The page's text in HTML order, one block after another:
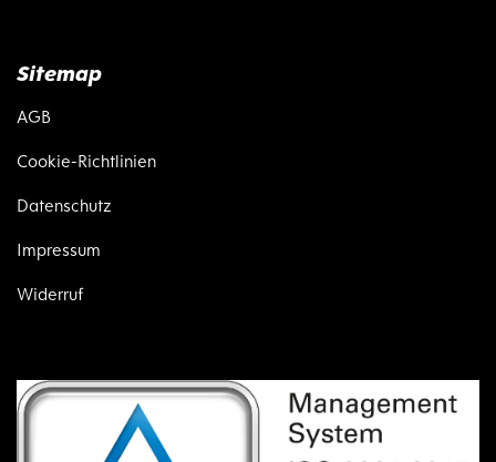
Sitemap
AGB
Cookie-Richtlinien
Datenschutz
Impressum
Widerruf